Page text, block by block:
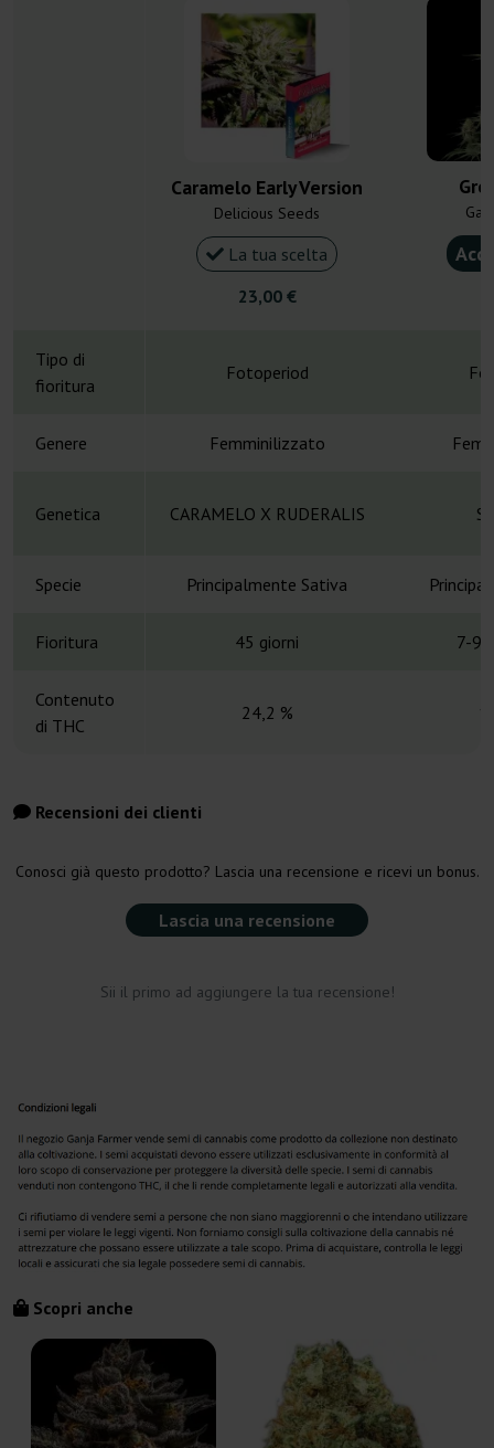
Caramelo Early Version
Delicious Seeds
La tua scelta
23,00 €
Tipo di
fioritura
Fotoperiod
Genere Femminilizzato
Genetica CARAMELO X RUDERALIS
Specie Principalmente Sativa
Fioritura 45 giorni 7-9
Contenuto
di THC
24,2 %
Recensioni dei clienti
Conosci già questo prodotto? Lascia una recensione e ricevi un bonus.
Lascia una recensione
Sii il primo ad aggiungere la tua recensione!
Scopri anche